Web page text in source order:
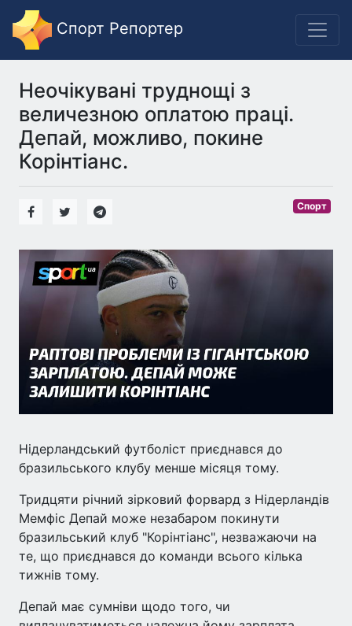
Спорт Репортер
Неочікувані труднощі з
величезною оплатою праці.
Депай, можливо, покине
Корінтіанс.
Спорт
Нідерландський футболіст приєднався до
бразильського клубу менше місяця тому.
Тридцяти річний зірковий форвард з Нідерландів
Мемфіс Депай може незабаром покинути
бразильський клуб "Корінтіанс", незважаючи на
те, що приєднався до команди всього кілька
тижнів тому.
Депай має сумніви щодо того, чи